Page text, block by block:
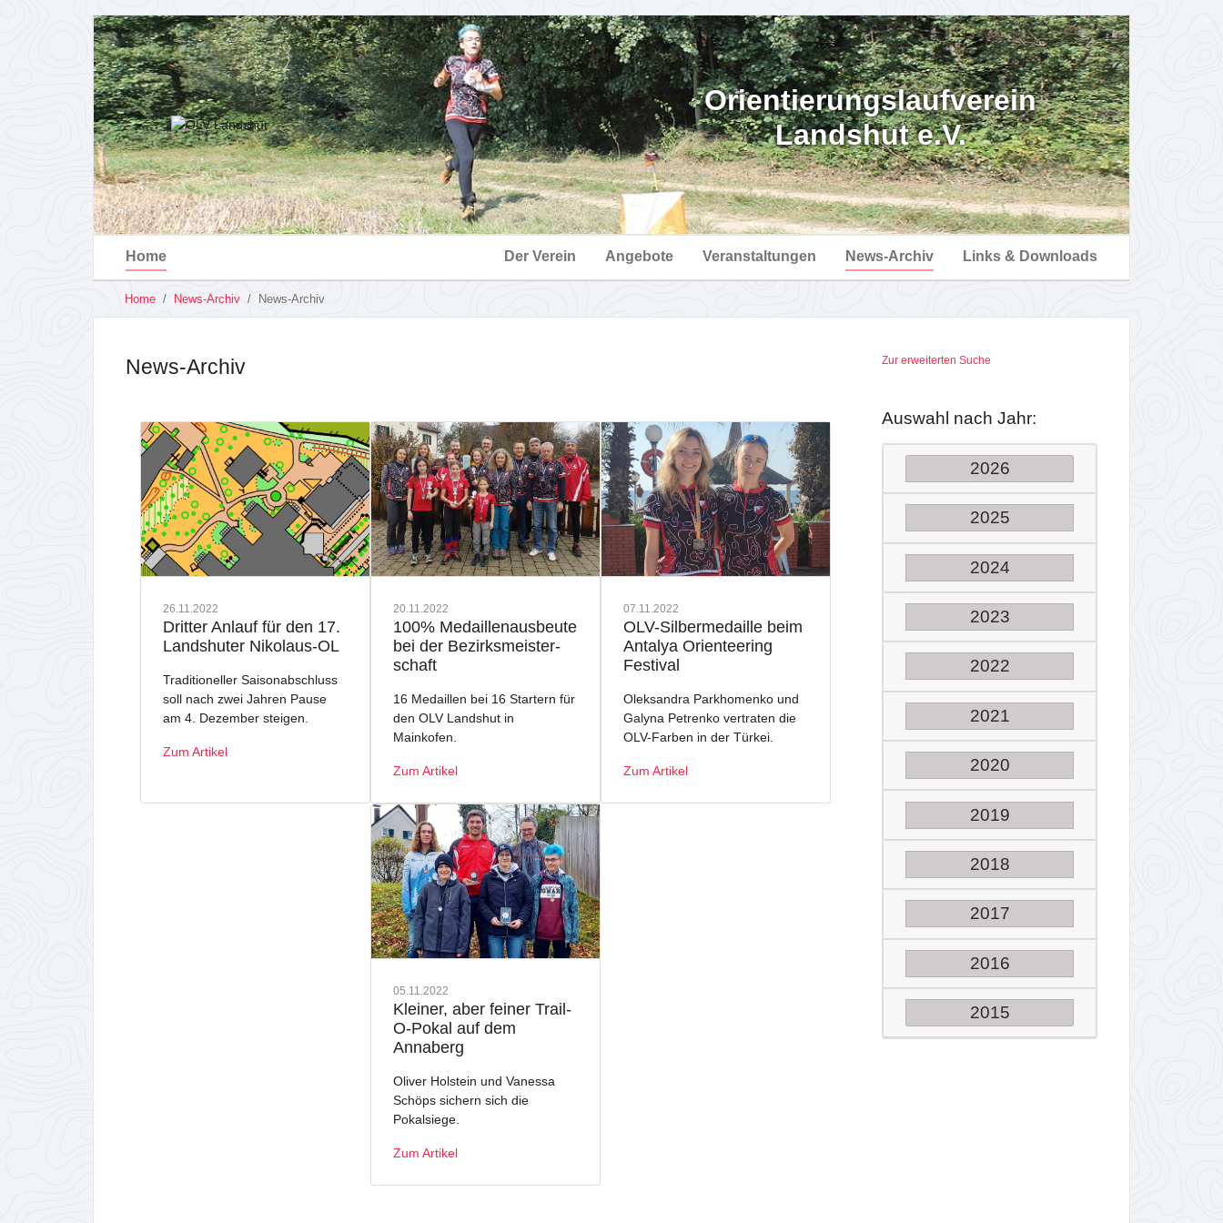
Orientierungslaufverein
Landshut e.V.
Home Der Verein Angebote Veranstaltungen News-Archiv Links & Downloads
are
Home News-Archiv News-Archiv
contentNews-Archiv
26.11.2022
Dritter Anlauf für den 17.
Landshuter Nikolaus-OL
Traditioneller Saisonabschluss
soll nach zwei Jahren Pause
am 4. Dezember steigen.
Zum Artikel
20.11.2022
100% Medaillenausbeute
bei der Bezirksmeister­
schaft
16 Medaillen bei 16 Startern für
den OLV Landshut in
Mainkofen.
Zum Artikel
07.11.2022
OLV-Silbermedaille beim
Antalya Orienteering
Festival
Oleksandra Parkhomenko und
Galyna Petrenko vertraten die
OLV-Farben in der Türkei.
Zum Artikel
05.11.2022
Kleiner, aber feiner Trail-
O-Pokal auf dem
Annaberg
Oliver Holstein und Vanessa
Schöps sichern sich die
Pokalsiege.
Zum Artikel
Zur erweiterten Suche
Auswahl nach Jahr:
2026
2025
2024
2023
2022
2021
2020
2019
2018
2017
2016
2015